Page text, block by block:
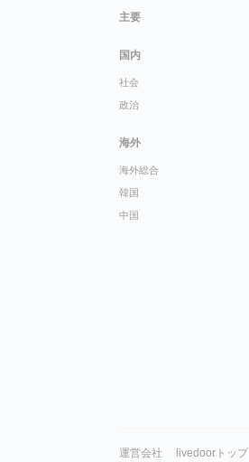
主要
国内
社会
政治
海外
海外総合
韓国
中国
運営会社 livedoorトップ